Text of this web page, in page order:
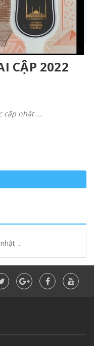
CẬP 2022
cập nhật ...
...